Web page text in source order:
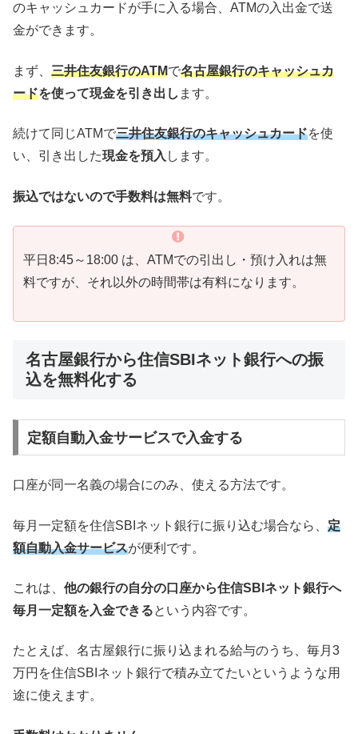
のキャッシュカードが手に入る場合、ATMの入出金で送
金ができます。
まず、 三井住友銀行のATMで名古屋銀行のキャッシュカ
ードを使って現金を引き出し ます。
続けて同じATMで三井住友銀行のキャッシュカードを使
い、引き出した現金を預入 します。
振込ではないので手数料は無料です。
平日8:45～18:00 は、ATMでの引出し・預け入れは無
料ですが、それ以外の時間帯は有料になります。
名古屋銀行から住信SBIネット銀行への振
込を無料化する
定額自動入金サービスで入金する
口座が同一名義の場合にのみ、使える方法です。
毎月一定額を住信SBIネット銀行に振り込む場合なら、 定
額自動入金サービスが便利です。
これは、 他の銀行の自分の口座から住信SBIネット銀行へ
毎月一定額を入金できるという内容です。
たとえば、名古屋銀行に振り込まれる給与のうち、毎月3
万円を住信SBIネット銀行で積み立てたいというような用
途に使えます。